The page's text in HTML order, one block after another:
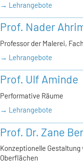
→ Lehrangebote
Prof. Nader
Professor der Malerei,
→ Lehrangebote
Prof. Ulf Aminde
Performative Räume
→ Lehrangebote
Prof. Dr. Zane
Konzeptionelle
Oberflächen